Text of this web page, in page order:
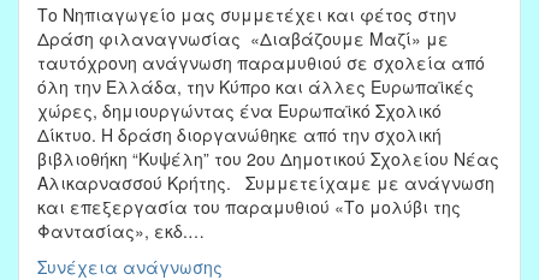
Το Νηπιαγωγείο μας συμμετέχει και φέτος στην
Δράση φιλαναγνωσίας «Διαβάζουμε Μαζί» με
ταυτόχρονη ανάγνωση παραμυθιού σε σχολεία από
όλη την Ελλάδα, την Κύπρο και άλλες Ευρωπαϊκές
χώρες, δημιουργώντας ένα Ευρωπαϊκό Σχολικό
Δίκτυο. Η δράση διοργανώθηκε από την σχολική
βιβλιοθήκη “Κυψέλη” του 2ου Δημοτικού Σχολείου Νέας
Αλικαρνασσού Κρήτης. Συμμετείχαμε με ανάγνωση
και επεξεργασία του παραμυθιού «Το μολύβι της
Φαντασίας», εκδ.…
Συνέχεια ανάγνωσης